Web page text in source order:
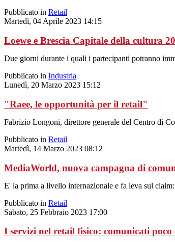
Pubblicato in Retail
Martedì, 04 Aprile 2023 14:15
Loewe e Brescia Capitale della cultura
Due giorni durante i quali i partecipanti potranno
Pubblicato in Industria
Lunedì, 20 Marzo 2023 15:12
"Raee, le opportunità per il retail"
Fabrizio Longoni, direttore generale del Centro di
Pubblicato in Retail
Martedì, 14 Marzo 2023 08:12
MediaWorld, nuova campagna di
E' la prima a livello internazionale e fa leva sul
Pubblicato in Retail
Sabato, 25 Febbraio 2023 17:00
I servizi nel retail fisico: comunicati poco